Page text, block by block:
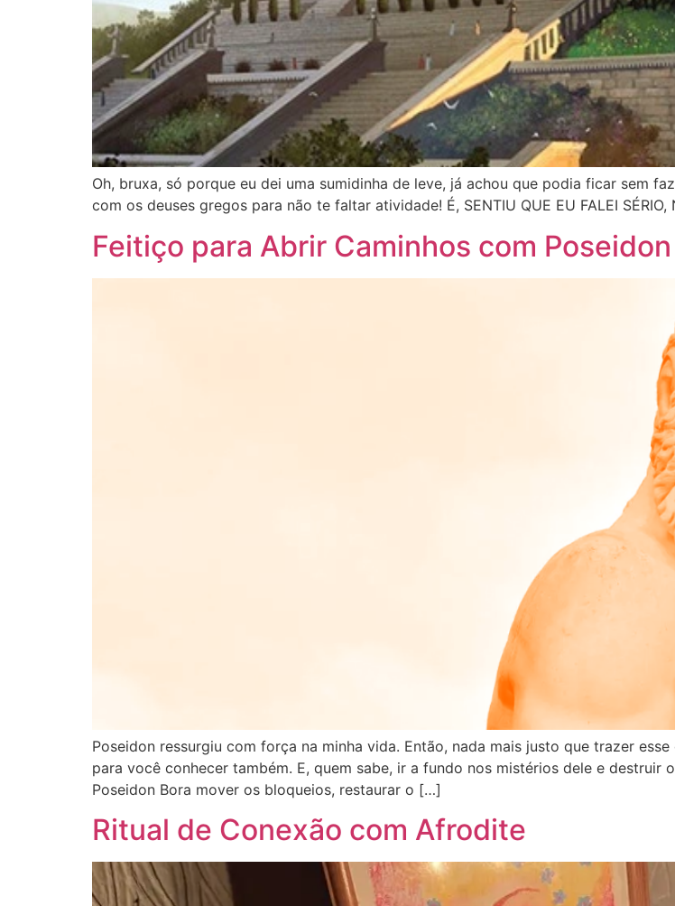
Oh, bruxa, só porque eu dei uma sumidinha de leve, já achou que podia ficar sem
com os deuses gregos para não te faltar atividade! É, SENTIU QUE EU FALEI
Feitiço para Abrir Caminhos com Poseidon
Poseidon ressurgiu com força na minha vida. Então, nada mais justo que trazer
para você conhecer também. E, quem sabe, ir a fundo nos mistérios dele e destruir
Poseidon Bora mover os bloqueios, restaurar o […]
Ritual de Conexão com Afrodite